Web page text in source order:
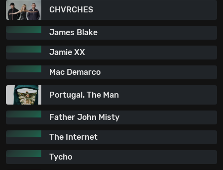
CHVRCHES
James Blake
Jamie XX
Mac Demarco
Portugal. The Man
Father John Misty
The Internet
Tycho